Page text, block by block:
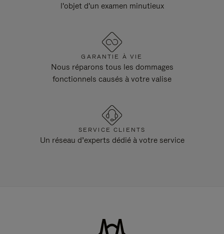
l'objet d'un examen minutieux
GARANTIE À VIE
Nous réparons tous les dommages
fonctionnels causés à votre valise
SERVICE CLIENTS
Un réseau d’experts dédié à votre service